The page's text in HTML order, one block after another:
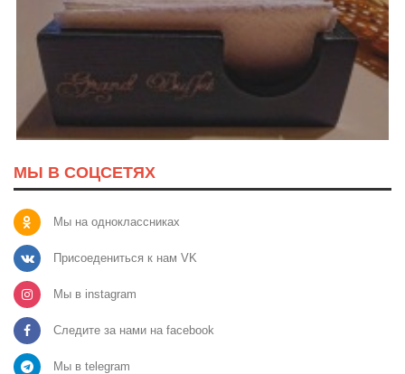
МЫ В СОЦСЕТЯХ
Мы на одноклассниках
Присоедениться к нам VK
Мы в instagram
Следите за нами на facebook
Мы в telegram